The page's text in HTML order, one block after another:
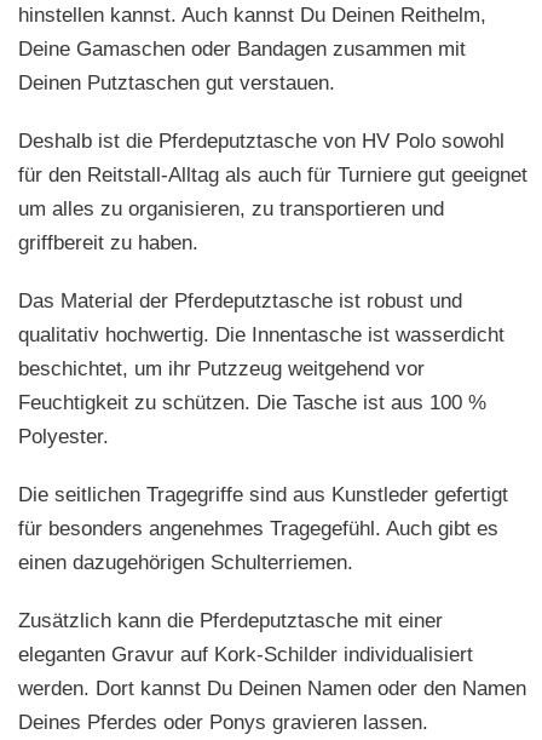
hinstellen kannst. Auch kannst Du Deinen Reithelm,
Deine Gamaschen oder Bandagen zusammen mit
Deinen Putztaschen gut verstauen.
Deshalb ist die Pferdeputztasche von HV Polo sowohl
für den Reitstall-Alltag als auch für Turniere gut geeignet
um alles zu organisieren, zu transportieren und
griffbereit zu haben.
Das Material der Pferdeputztasche ist robust und
qualitativ hochwertig. Die Innentasche ist wasserdicht
beschichtet, um ihr Putzzeug weitgehend vor
Feuchtigkeit zu schützen. Die Tasche ist aus 100 %
Polyester.
Die seitlichen Tragegriffe sind aus Kunstleder gefertigt
für besonders angenehmes Tragegefühl. Auch gibt es
einen dazugehörigen Schulterriemen.
Zusätzlich kann die Pferdeputztasche mit einer
eleganten Gravur auf Kork-Schilder individualisiert
werden. Dort kannst Du Deinen Namen oder den Namen
Deines Pferdes oder Ponys gravieren lassen.